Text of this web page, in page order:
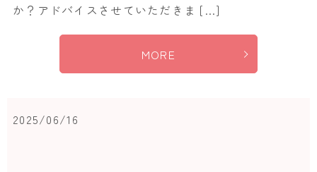
か？アドバイスさせていただきま […]
MORE
2025/06/16